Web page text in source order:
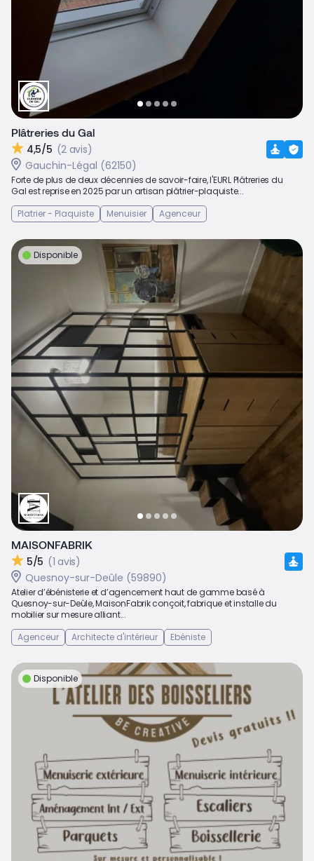
Plâtreries du Gal
4,5/5 (2 avis)
Gauchin-Légal (62150)
Forte de plus de deux décennies de savoir-faire, l'EURL Plâtreries du
Gal est reprise en 2025 par un artisan plâtrier-plaquiste...
Platrier - Plaquiste
Menuisier Agenceur
Disponible
MAISONFABRIK
5/5 (1 avis)
Quesnoy-sur-Deûle (59890)
Atelier d’ébénisterie et d’agencement haut de gamme basé à
Quesnoy-sur-Deûle, MaisonFabrik conçoit, fabrique et installe du
mobilier sur mesure alliant...
Agenceur
Architecte d'intérieur Ebéniste
Disponible